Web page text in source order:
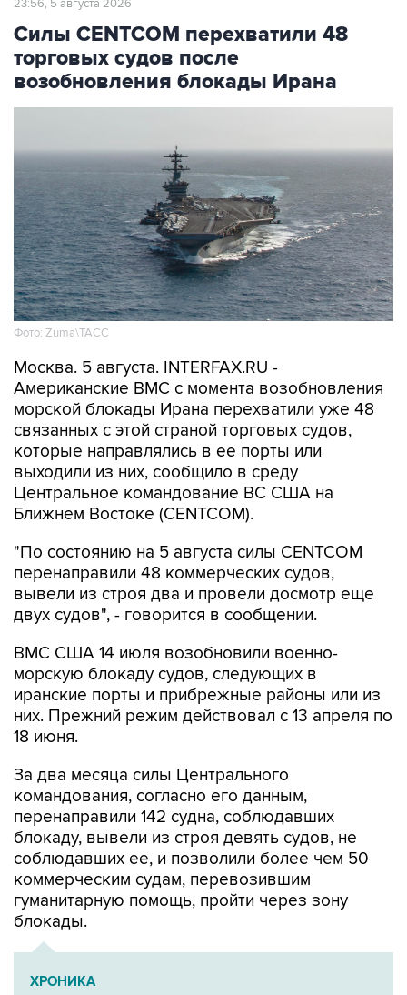
23:56, 5 августа 2026
Силы CENTCOM перехватили 48
торговых судов после
возобновления блокады Ирана
Фото: Zuma\ТАСС
Москва. 5 августа. INTERFAX.RU -
Американские ВМС с момента возобновления
морской блокады Ирана перехватили уже 48
связанных с этой страной торговых судов,
которые направлялись в ее порты или
выходили из них, сообщило в среду
Центральное командование ВС США на
Ближнем Востоке (CENTCOM).
"По состоянию на 5 августа силы CENTCOM
перенаправили 48 коммерческих судов,
вывели из строя два и провели досмотр еще
двух судов", - говорится в сообщении.
ВМС США 14 июля возобновили военно-
морскую блокаду судов, следующих в
иранские порты и прибрежные районы или из
них. Прежний режим действовал с 13 апреля по
18 июня.
За два месяца силы Центрального
командования, согласно его данным,
перенаправили 142 судна, соблюдавших
блокаду, вывели из строя девять судов, не
соблюдавших ее, и позволили более чем 50
коммерческим судам, перевозившим
гуманитарную помощь, пройти через зону
блокады.
ХРОНИКА